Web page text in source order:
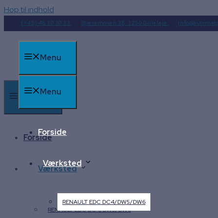
Hop til indhold
(+45) 48 30 30 33 Stæremosen 38, 3250 Gilleleje
Menu
Menu
Forside
Værksted
RENAULT EDC DC4/DW5/DW6
Menu
Forside
Værksted
RENAULT EDC DC4/DW5/DW6